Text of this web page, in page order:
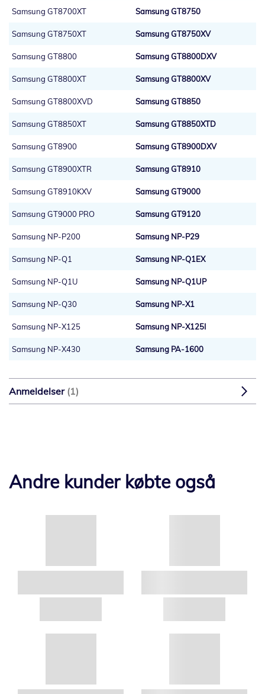
Samsung GT8700XT Samsung GT8750
Samsung GT8750XT Samsung GT8750XV
Samsung GT8800 Samsung GT8800DXV
Samsung GT8800XT Samsung GT8800XV
Samsung GT8800XVD Samsung GT8850
Samsung GT8850XT Samsung GT8850XTD
Samsung GT8900 Samsung GT8900DXV
Samsung GT8900XTR Samsung GT8910
Samsung GT8910KXV Samsung GT9000
Samsung GT9000 PRO Samsung GT9120
Samsung NP-P200 Samsung NP-P29
Samsung NP-Q1 Samsung NP-Q1EX
Samsung NP-Q1U Samsung NP-Q1UP
Samsung NP-Q30 Samsung NP-X1
Samsung NP-X125 Samsung NP-X125I
Samsung NP-X430 Samsung PA-1600
Anmeldelser 1
Andre kunder købte også